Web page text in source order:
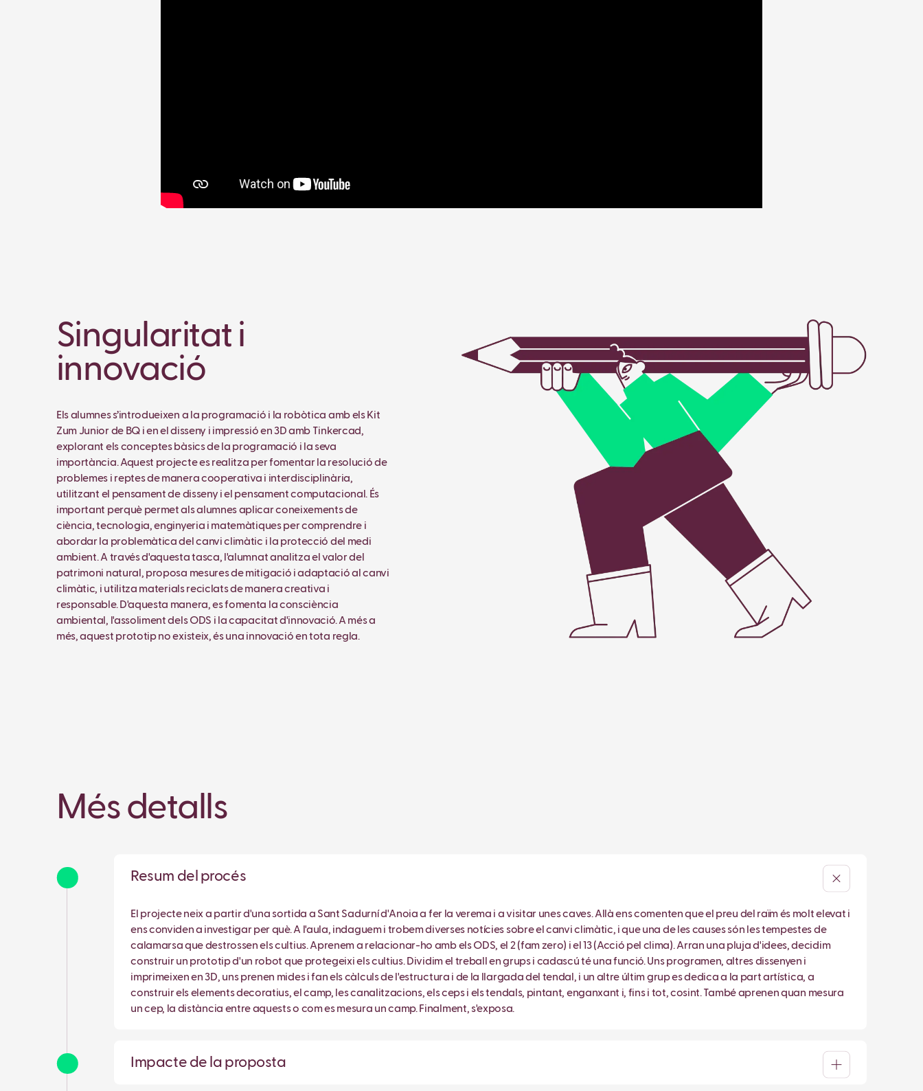
Singularitat i
innovació
Els alumnes s’introdueixen a la programació i la robòtica amb els Kit
Zum Junior de BQ i en el disseny i impressió en 3D amb Tinkercad,
explorant els conceptes bàsics de la programació i la seva
importància. Aquest projecte es realitza per fomentar la resolució de
problemes i reptes de manera cooperativa i interdisciplinària,
utilitzant el pensament de disseny i el pensament computacional. És
important perquè permet als alumnes aplicar coneixements de
ciència, tecnologia, enginyeria i matemàtiques per comprendre i
abordar la problemàtica del canvi climàtic i la protecció del medi
ambient. A través d'aquesta tasca, l'alumnat analitza el valor del
patrimoni natural, proposa mesures de mitigació i adaptació al canvi
climàtic, i utilitza materials reciclats de manera creativa i
responsable. D'aquesta manera, es fomenta la consciència
ambiental, l'assoliment dels ODS i la capacitat d'innovació. A més a
més, aquest prototip no existeix, és una innovació en tota regla.
Més detalls
Resum del procés
El projecte neix a partir d'una sortida a Sant Sadurní d'Anoia a fer la verema i a visitar unes caves. Allà ens comenten que el preu del raïm és molt elevat i
ens conviden a investigar per què. A l'aula, indaguem i trobem diverses notícies sobre el canvi climàtic, i que una de les causes són les tempestes de
calamarsa que destrossen els cultius. Aprenem a relacionar-ho amb els ODS, el 2 (fam zero) i el 13 (Acció pel clima). Arran una pluja d'idees, decidim
construir un prototip d'un robot que protegeixi els cultius. Dividim el treball en grups i cadascú té una funció. Uns programen, altres dissenyen i
imprimeixen en 3D, uns prenen mides i fan els càlculs de l'estructura i de la llargada del tendal, i un altre últim grup es dedica a la part artística, a
construir els elements decoratius, el camp, les canalitzacions, els ceps i els tendals, pintant, enganxant i, fins i tot, cosint. També aprenen quan mesura
un cep, la distància entre aquests o com es mesura un camp. Finalment, s'exposa.
Impacte de la proposta